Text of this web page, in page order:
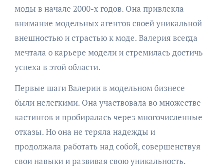
моды в начале 2000-х годов. Она привлекла
внимание модельных агентов своей уникальной
внешностью и страстью к моде. Валерия всегда
мечтала о карьере модели и стремилась достичь
успеха в этой области.
Первые шаги Валерии в модельном бизнесе
были нелегкими. Она участвовала во множестве
кастингов и пробиралась через многочисленные
отказы. Но она не теряла надежды и
продолжала работать над собой, совершенствуя
свои навыки и развивая свою уникальность.